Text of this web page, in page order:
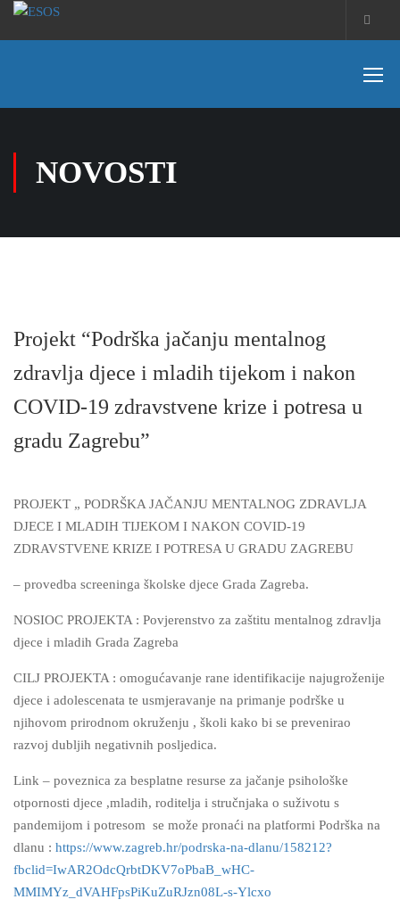
NOVOSTI
Projekt “Podrška jačanju mentalnog
zdravlja djece i mladih tijekom i nakon
COVID-19 zdravstvene krize i potresa u
gradu Zagrebu”
PROJEKT „ PODRŠKA JAČANJU MENTALNOG ZDRAVLJA
DJECE I MLADIH TIJEKOM I NAKON COVID-19
ZDRAVSTVENE KRIZE I POTRESA U GRADU ZAGREBU
– provedba screeninga školske djece Grada Zagreba.
NOSIOC PROJEKTA : Povjerenstvo za zaštitu mentalnog zdravlja
djece i mladih Grada Zagreba
CILJ PROJEKTA : omogućavanje rane identifikacije najugroženije
djece i adolescenata te usmjeravanje na primanje podrške u
njihovom prirodnom okruženju , školi kako bi se prevenirao
razvoj dubljih negativnih posljedica.
Link – poveznica za besplatne resurse za jačanje psihološke
otpornosti djece ,mladih, roditelja i stručnjaka o suživotu s
pandemijom i potresom se može pronaći na platformi Podrška na
dlanu : https://www.zagreb.hr/podrska-na-dlanu/158212?
fbclid=IwAR2OdcQrbtDKV7oPbaB_wHC-
MMIMYz_dVAHFpsPiKuZuRJzn08L-s-Ylcxo